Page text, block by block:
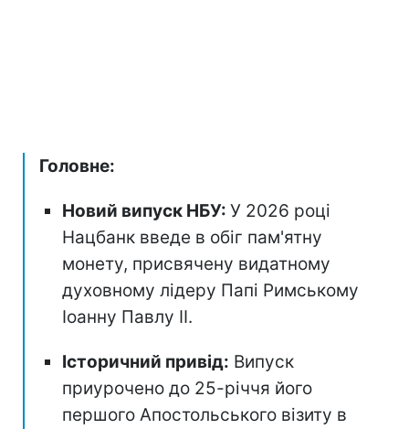
Головне:
Новий випуск НБУ: У 2026 році
Нацбанк введе в обіг пам'ятну
монету, присвячену видатному
духовному лідеру Папі Римському
Іоанну Павлу II.
Історичний привід: Випуск
приурочено до 25-річчя його
першого Апостольського візиту в